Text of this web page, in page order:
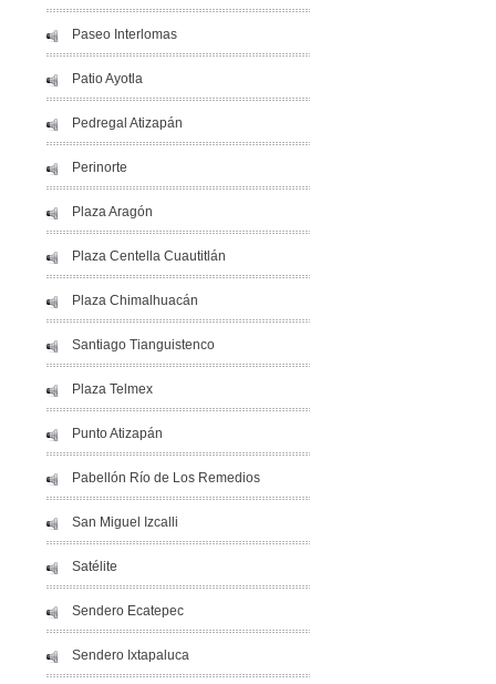
Paseo Interlomas
Patio Ayotla
Pedregal Atizapán
Perinorte
Plaza Aragón
Plaza Centella Cuautitlán
Plaza Chimalhuacán
Santiago Tianguistenco
Plaza Telmex
Punto Atizapán
Pabellón Río de Los Remedios
San Miguel Izcalli
Satélite
Sendero Ecatepec
Sendero Ixtapaluca